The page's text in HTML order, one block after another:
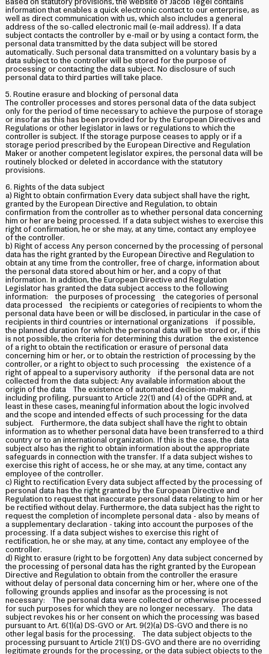
information that enables a quick electronic contact to our enterprise, as
well as direct communication with us, which also includes a general
address of the so-called electronic mail (e-mail address). If a data
subject contacts the controller by e-mail or by using a contact form, the
personal data transmitted by the data subject will be stored
automatically. Such personal data transmitted on a voluntary basis by a
data subject to the controller will be stored for the purpose of
processing or contacting the data subject. No disclosure of such
personal data to third parties will take place.
5. Routine erasure and blocking of personal data
The controller processes and stores personal data of the data subject
only for the period of time necessary to achieve the purpose of storage
or insofar as this has been provided for by the European Directives and
Regulations or other legislator in laws or regulations to which the
controller is subject. If the storage purpose ceases to apply or if a
storage period prescribed by the European Directive and Regulation
Maker or another competent legislator expires, the personal data will be
routinely blocked or deleted in accordance with the statutory
provisions.
6. Rights of the data subject
a) Right to obtain confirmation Every data subject shall have the right,
granted by the European Directive and Regulation, to obtain
confirmation from the controller as to whether personal data concerning
him or her are being processed. If a data subject wishes to exercise this
right of confirmation, he or she may, at any time, contact any employee
of the controller.
b) Right of access Any person concerned by the processing of personal
data has the right granted by the European Directive and Regulation to
obtain at any time from the controller, free of charge, information about
the personal data stored about him or her, and a copy of that
information. In addition, the European Directive and Regulation
Legislator has granted the data subject access to the following
information: the purposes of processing the categories of personal
data processed the recipients or categories of recipients to whom the
personal data have been or will be disclosed, in particular in the case of
recipients in third countries or international organizations if possible,
the planned duration for which the personal data will be stored or, if this
is not possible, the criteria for determining this duration the existence
of a right to obtain the rectification or erasure of personal data
concerning him or her, or to obtain the restriction of processing by the
controller, or a right to object to such processing the existence of a
right of appeal to a supervisory authority if the personal data are not
collected from the data subject: Any available information about the
origin of the data The existence of automated decision-making,
including profiling, pursuant to Article 22(1) and (4) of the GDPR and, at
least in these cases, meaningful information about the logic involved
and the scope and intended effects of such processing for the data
subject. Furthermore, the data subject shall have the right to obtain
information as to whether personal data have been transferred to a third
country or to an international organization. If this is the case, the data
subject also has the right to obtain information about the appropriate
safeguards in connection with the transfer. If a data subject wishes to
exercise this right of access, he or she may, at any time, contact any
employee of the controller.
c) Right to rectification Every data subject affected by the processing of
personal data has the right granted by the European Directive and
Regulation to request that inaccurate personal data relating to him or her
be rectified without delay. Furthermore, the data subject has the right to
request the completion of incomplete personal data - also by means of
a supplementary declaration - taking into account the purposes of the
processing. If a data subject wishes to exercise this right of
rectification, he or she may, at any time, contact any employee of the
controller.
d) Right to erasure (right to be forgotten) Any data subject concerned by
the processing of personal data has the right granted by the European
Directive and Regulation to obtain from the controller the erasure
without delay of personal data concerning him or her, where one of the
following grounds applies and insofar as the processing is not
necessary: The personal data were collected or otherwise processed
for such purposes for which they are no longer necessary. The data
subject revokes his or her consent on which the processing was based
pursuant to Art. 6(1)(a) DS-GVO or Art. 9(2)(a) DS-GVO and there is no
other legal basis for the processing. The data subject objects to the
processing pursuant to Article 21(1) DS-GVO and there are no overriding
legitimate grounds for the processing, or the data subject objects to the